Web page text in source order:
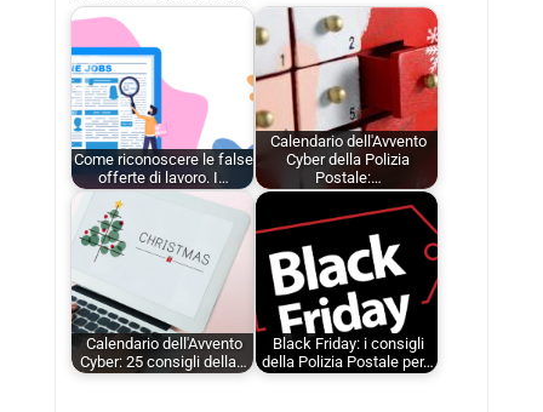
Come riconoscere le false
offerte di lavoro. I…
Calendario dell'Avvento
Cyber della Polizia
Postale:…
Calendario dell'Avvento
Cyber: 25 consigli della…
Black Friday: i consigli
della Polizia Postale per…